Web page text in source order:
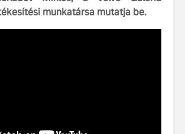
munkatársa mutatja be.
szintre emeli a
Az autó,